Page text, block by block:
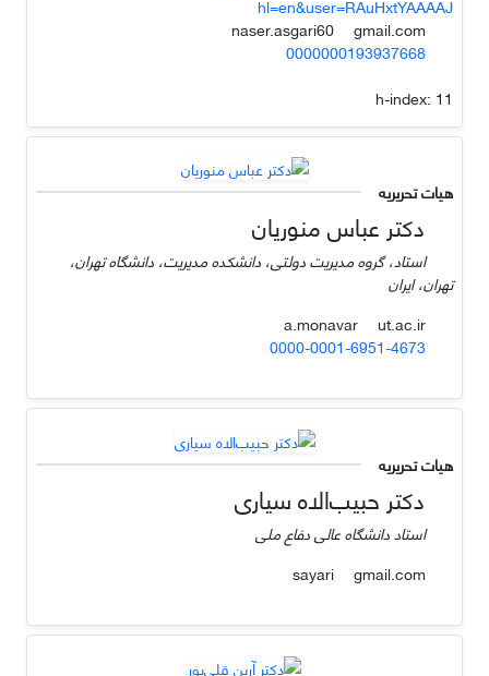
hl=en&user=RAuHxtYAAAAJ
gmail.com
0000000193937668
h-index: 11
هیات تحریریه
دکتر عباس منوریان
استاد، گروه مدیریت دولتی، دانشکده مدیریت، دانشگاه تهران،
تهران، ایران
a.monavar
ut.ac.ir
0000-0001-6951-4673
هیات تحریریه
دکتر حبیب‌الاه سیاری
استاد دانشگاه عالی دفاع ملی
gmail.com